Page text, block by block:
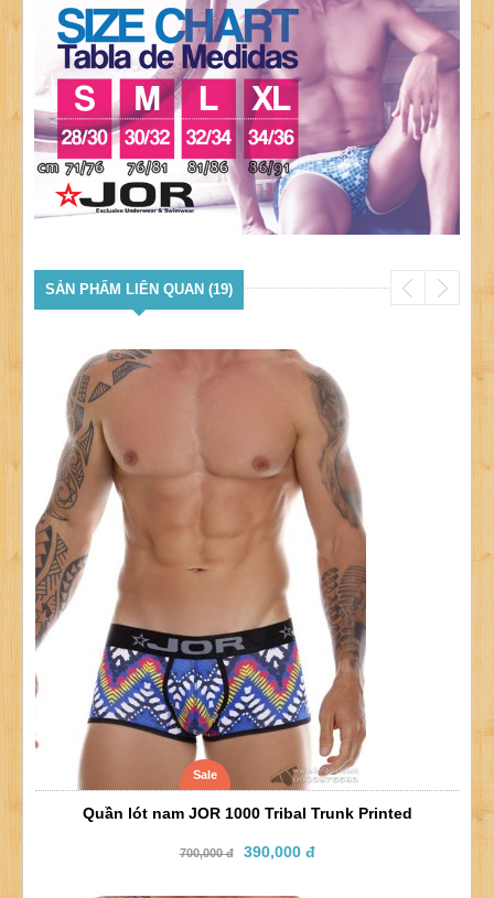
SẢN PHẨM LIÊN QUAN (19)
Sale
Quần lót nam JOR 1000 Tribal Trunk Printed
700,000 đ 390,000 đ